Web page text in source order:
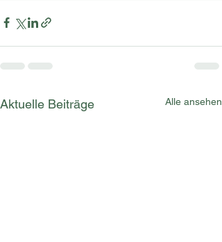
Aktuelle Beiträge Alle ansehen